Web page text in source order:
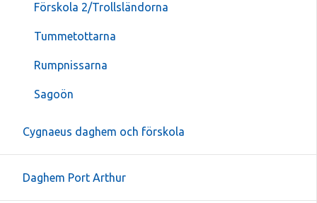
Förskola 2/Trollsländorna
Tummetottarna
Rumpnissarna
Sagoön
Cygnaeus daghem och förskola
Daghem Port Arthur